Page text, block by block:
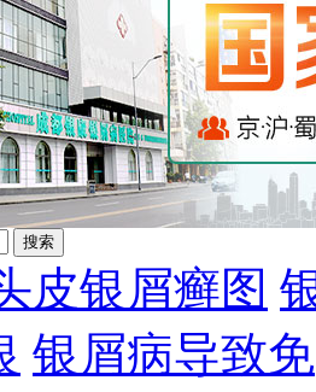
皮银屑癣图
银屑病导致免